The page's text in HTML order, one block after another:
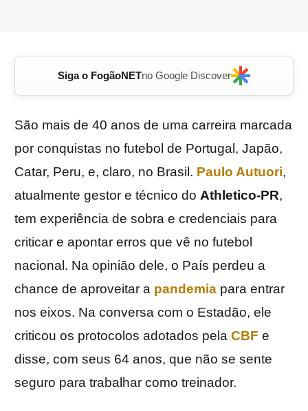
Siga o FogãoNETno Google Discover
São mais de 40 anos de uma carreira marcada
por conquistas no futebol de Portugal, Japão,
Catar, Peru, e, claro, no Brasil. Paulo Autuori,
atualmente gestor e técnico do Athletico-PR,
tem experiência de sobra e credenciais para
criticar e apontar erros que vê no futebol
nacional. Na opinião dele, o País perdeu a
chance de aproveitar a pandemia para entrar
nos eixos. Na conversa com o Estadão, ele
criticou os protocolos adotados pela CBF e
disse, com seus 64 anos, que não se sente
seguro para trabalhar como treinador.